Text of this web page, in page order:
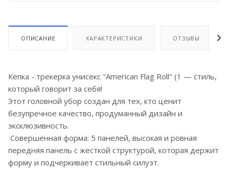
ОПИСАНИЕ ХАРАКТЕРИСТИКИ ОТЗЫВЫ
Кепка - трекерка унисекс "American Flag Roll" (1 — стиль,
который говорит за себя!
Этот головной убор создан для тех, кто ценит
безупречное качество, продуманный дизайн и
эксклюзивность.
Совершенная форма: 5 панелей, высокая и ровная
передняя панель с жесткой структурой, которая держит
форму и подчеркивает стильный силуэт.